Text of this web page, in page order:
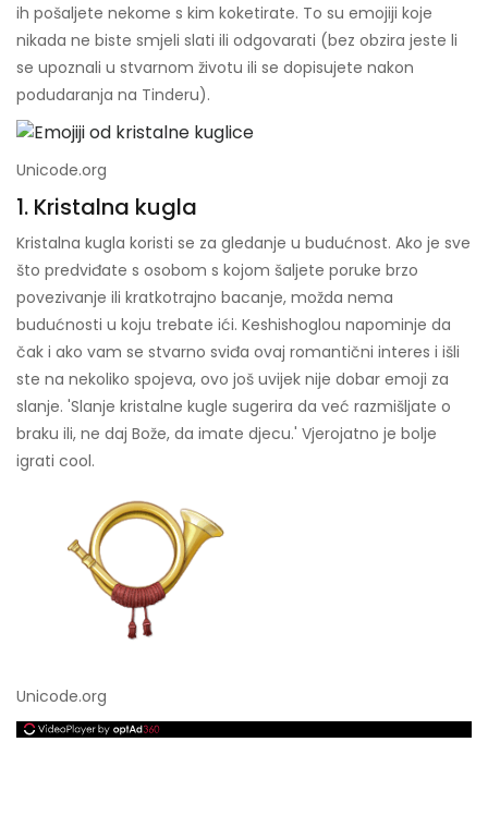
ih pošaljete nekome s kim koketirate. To su emojiji koje
nikada ne biste smjeli slati ili odgovarati (bez obzira jeste li
se upoznali u stvarnom životu ili se dopisujete nakon
podudaranja na Tinderu).
Unicode.org
1. Kristalna kugla
Kristalna kugla koristi se za gledanje u budućnost. Ako je sve
što predviđate s osobom s kojom šaljete poruke brzo
povezivanje ili kratkotrajno bacanje, možda nema
budućnosti u koju trebate ići. Keshishoglou napominje da
čak i ako vam se stvarno sviđa ovaj romantični interes i išli
ste na nekoliko spojeva, ovo još uvijek nije dobar emoji za
slanje. 'Slanje kristalne kugle sugerira da već razmišljate o
braku ili, ne daj Bože, da imate djecu.' Vjerojatno je bolje
igrati cool.
Unicode.org